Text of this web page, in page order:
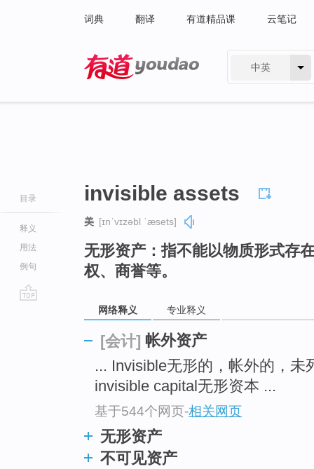
词典 翻译 有道精品课 云笔记
中英
目录
释义
用法
例句
invisible assets
美 [ɪnˈvɪzəbl ˈæsets]
无形资产：指不能以物质形式存
权、商誉等。
网络释义 专业释义
[会计] 帐外资产
... Invisible无形的，帐外的，未
invisible capital无形资本 ...
基于544个网页-相关网页
无形资产
不可见资产